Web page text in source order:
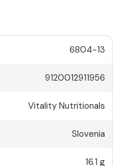
6804-13
9120012911956
Vitality Nutritionals
Slovenia
16.1 g